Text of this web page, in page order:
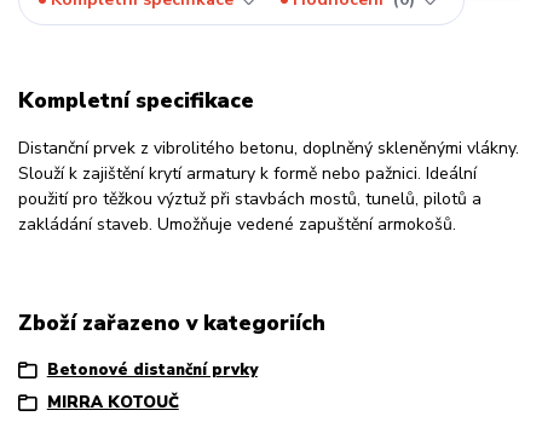
Kompletní specifikace
Distanční prvek z vibrolitého betonu, doplněný skleněnými vlákny.
Slouží k zajištění krytí armatury k formě nebo pažnici. Ideální
použití pro těžkou výztuž při stavbách mostů, tunelů, pilotů a
zakládání staveb. Umožňuje vedené zapuštění armokošů.
Zboží zařazeno v kategoriích
Betonové distanční prvky
MIRRA KOTOUČ